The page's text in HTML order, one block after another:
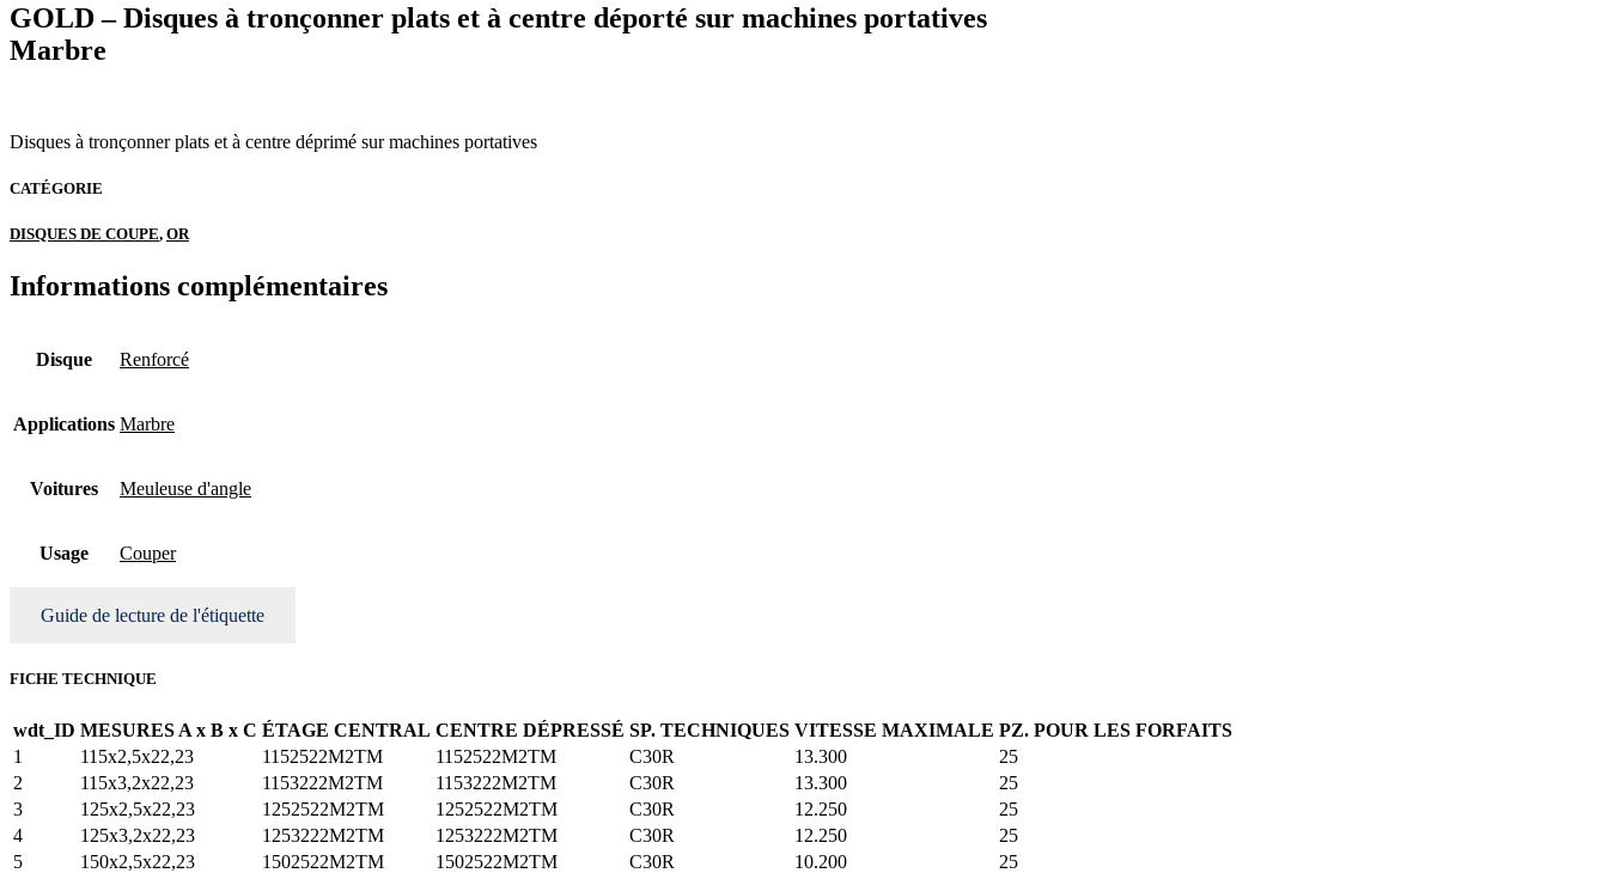
GOLD – Disques à tronçonner plats et à centre déporté sur machines portatives
Marbre
Disques à tronçonner plats et à centre déprimé sur machines portatives
CATÉGORIE
DISQUES DE COUPE, OR
Informations complémentaires
Disque Renforcé
Applications Marbre
Voitures Meuleuse d'angle
Usage Couper
Guide de lecture de l'étiquette
FICHE TECHNIQUE
wdt_ID MESURES A x B x C ÉTAGE CENTRAL CENTRE DÉPRESSÉ SP. TECHNIQUES VITESSE MAXIMALE PZ. POUR LES FORFAITS
1
115x2,5x22,23 1152522M2TM 1152522M2TM C30R 13.300
25
2
115x3,2x22,23 1153222M2TM 1153222M2TM C30R 13.300
25
3
125x2,5x22,23 1252522M2TM 1252522M2TM C30R 12.250
25
4
125x3,2x22,23 1253222M2TM 1253222M2TM C30R 12.250
25
5
150x2,5x22,23 1502522M2TM 1502522M2TM C30R 10.200
25